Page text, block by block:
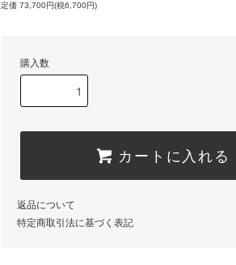
定価 73,700円(税6,700円)
購入数
カートに入れる
返品について
特定商取引法に基づく表記